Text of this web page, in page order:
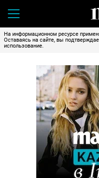
На информационном ресурсе
Оставаясь на сайте, вы
использование.